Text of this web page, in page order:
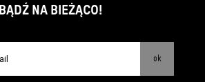
BĄDŹ NA BIEŻĄCO!
ok